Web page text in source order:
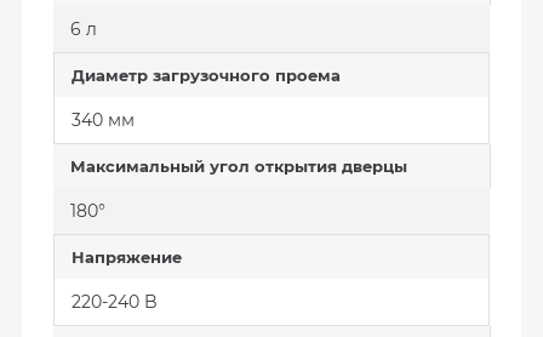
6 л
Диаметр загрузочного проема
340 мм
Максимальный угол открытия дверцы
180°
Напряжение
220-240 B